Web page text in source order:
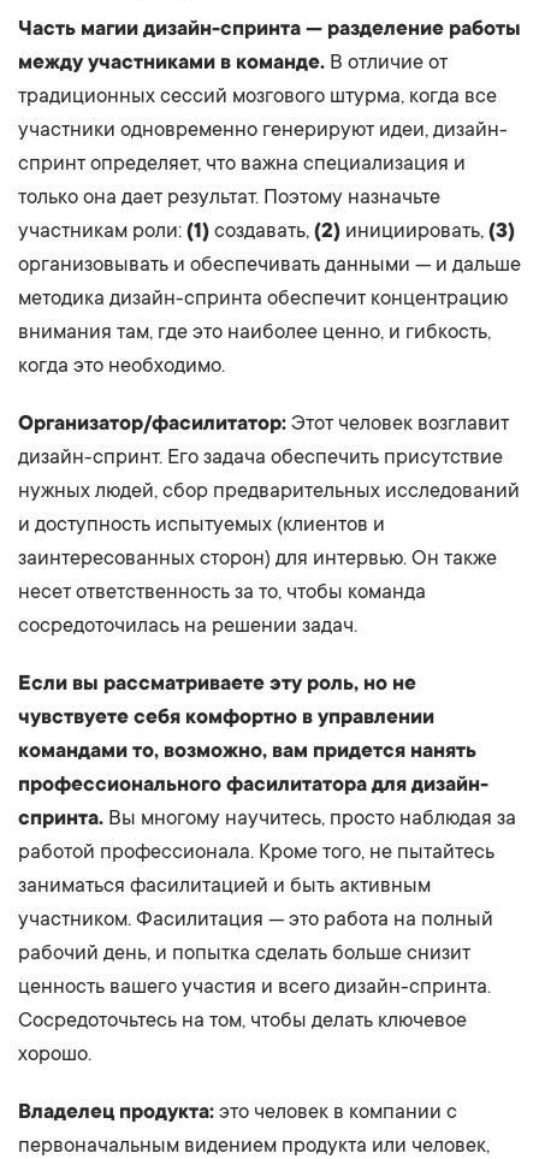
Часть магии дизайн-спринта — разделение работы
между участниками в команде. В отличие от
традиционных сессий мозгового штурма, когда все
участники одновременно генерируют идеи, дизайн-
спринт определяет, что важна специализация и
только она дает результат. Поэтому назначьте
участникам роли: (1) создавать, (2) инициировать, (3)
организовывать и обеспечивать данными — и дальше
методика дизайн-спринта обеспечит концентрацию
внимания там, где это наиболее ценно, и гибкость,
когда это необходимо.
Организатор/фасилитатор: Этот человек возглавит
дизайн-спринт. Его задача обеспечить присутствие
нужных людей, сбор предварительных исследований
и доступность испытуемых (клиентов и
заинтересованных сторон) для интервью. Он также
несет ответственность за то, чтобы команда
сосредоточилась на решении задач.
Если вы рассматриваете эту роль, но не
чувствуете себя комфортно в управлении
командами то, возможно, вам придется нанять
профессионального фасилитатора для дизайн-
спринта. Вы многому научитесь, просто наблюдая за
работой профессионала. Кроме того, не пытайтесь
заниматься фасилитацией и быть активным
участником. Фасилитация — это работа на полный
рабочий день, и попытка сделать больше снизит
ценность вашего участия и всего дизайн-спринта.
Сосредоточьтесь на том, чтобы делать ключевое
хорошо.
Владелец продукта: это человек в компании с
первоначальным видением продукта или человек,